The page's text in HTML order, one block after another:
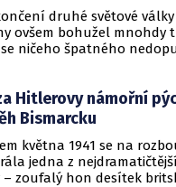
druhé světové
ovšem bohužel mnohdy
ničeho špatného
skupinu více než 250
byly mezi oběťmi ženy a
nesmělo mluvit, teprve
zabývat historikové.
Hitlerovy námořní
Bismarcku
května 1941 se na
jedna z
– zoufalý hon desítek